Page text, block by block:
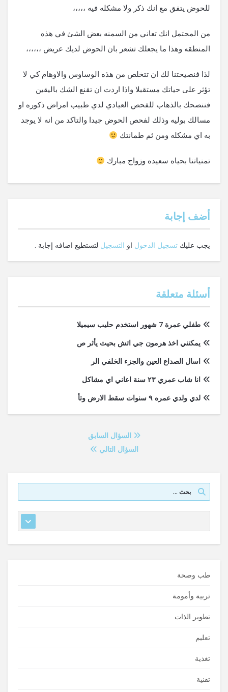
للحوض يتفق مع انك ذكر ولا مشكله فيه ،،،،،
من المحتمل انك تعاني من السمنه بعض الشئ في هذه
المنطقه وهذا ما يجعلك تشعر بان الحوض لديك عريض ،،،،،،
لذا فنصيحتنا لك ان تتخلص من هذه الوساوس والاوهام كي لا
تؤثر على حياتك مستقبلا واذا اردت ان تقنع الشك باليقين
فننصحك بالذهاب للفحص العيادي لدي طبيب امراض ذكوره او
مسالك بوليه وذلك لفحص الحوض جيدا والتاكد من انه لا يوجد
به اي مشكله ومن ثم طمانتك
تمنياتنا بحياه سعيده وزواج مبارك
‫أضف إجابة
يجب عليك تسجيل الدخول او التسجيل لتستطيع اضافه إجابة .
أسئلة متعلقة
طفلي عمرة 7 شهور استخدم حليب سيميلا
يمكنني اخذ هرمون جي اتش بحيث يأثر ص
اسال الصداع العين والجزء الخلفي الر
انا شاب عمري ٢٣ سنة اعاني اي مشاكل
لدي ولدي عمره ٩ سنوات سقط الارض وتأ
السؤال السابق
السؤال التالي
طب وصحة
تربية وأمومة
تطوير الذات
تعليم
تغذية
تقنية